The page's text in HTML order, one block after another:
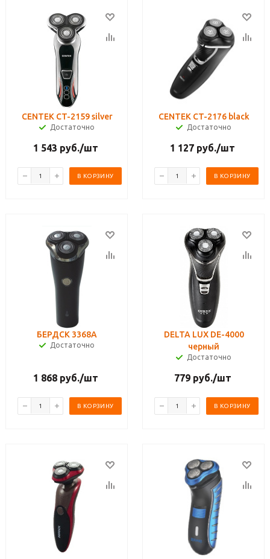
CENTEK CT-2159 silver
Достаточно
1 543 руб./шт
В КОРЗИНУ
CENTEK CT-2176 black
Достаточно
1 127 руб./шт
В КОРЗИНУ
БЕРДСК 3368А
Достаточно
1 868 руб./шт
В КОРЗИНУ
DELTA LUX DE-4000
черный
Достаточно
779руб./шт
В КОРЗИНУ